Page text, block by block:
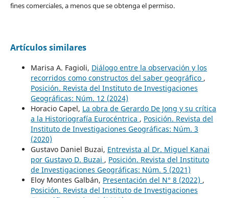
fines comerciales, a menos que se obtenga el permiso.
Artículos similares
Marisa A. Fagioli, Diálogo entre la observación y los
recorridos como constructos del saber geográfico ,
Posición. Revista del Instituto de Investigaciones
Geográficas: Núm. 12 (2024)
Horacio Capel, La obra de Gerardo De Jong y su crítica
a la Historiografía Eurocéntrica , Posición. Revista del
Instituto de Investigaciones Geográficas: Núm. 3
(2020)
Gustavo Daniel Buzai, Entrevista al Dr. Miguel Kanai
por Gustavo D. Buzai , Posición. Revista del Instituto
de Investigaciones Geográficas: Núm. 5 (2021)
Eloy Montes Galbán, Presentación del N° 8 (2022) ,
Posición. Revista del Instituto de Investigaciones